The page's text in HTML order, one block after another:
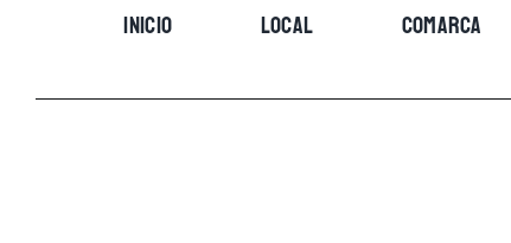
INICIO LOCAL COMARCA